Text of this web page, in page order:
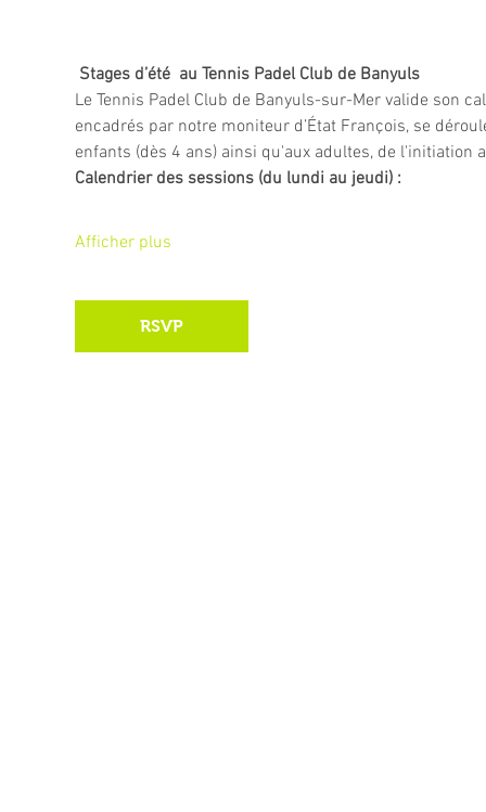
Stages d’été  au Tennis Padel Club de Banyuls
Le Tennis Padel Club de Banyuls-sur-Mer valide son
encadrés par notre moniteur d’État François, se
enfants (dès 4 ans) ainsi qu'aux adultes, de
Calendrier des sessions (du lundi au jeudi) :
Afficher plus
RSVP